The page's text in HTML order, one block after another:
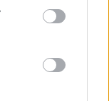
You may click to
party tags to
in below Google
γραμμή των